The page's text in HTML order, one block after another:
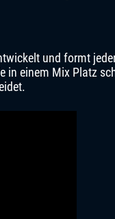
und formt
in einem Mix Platz